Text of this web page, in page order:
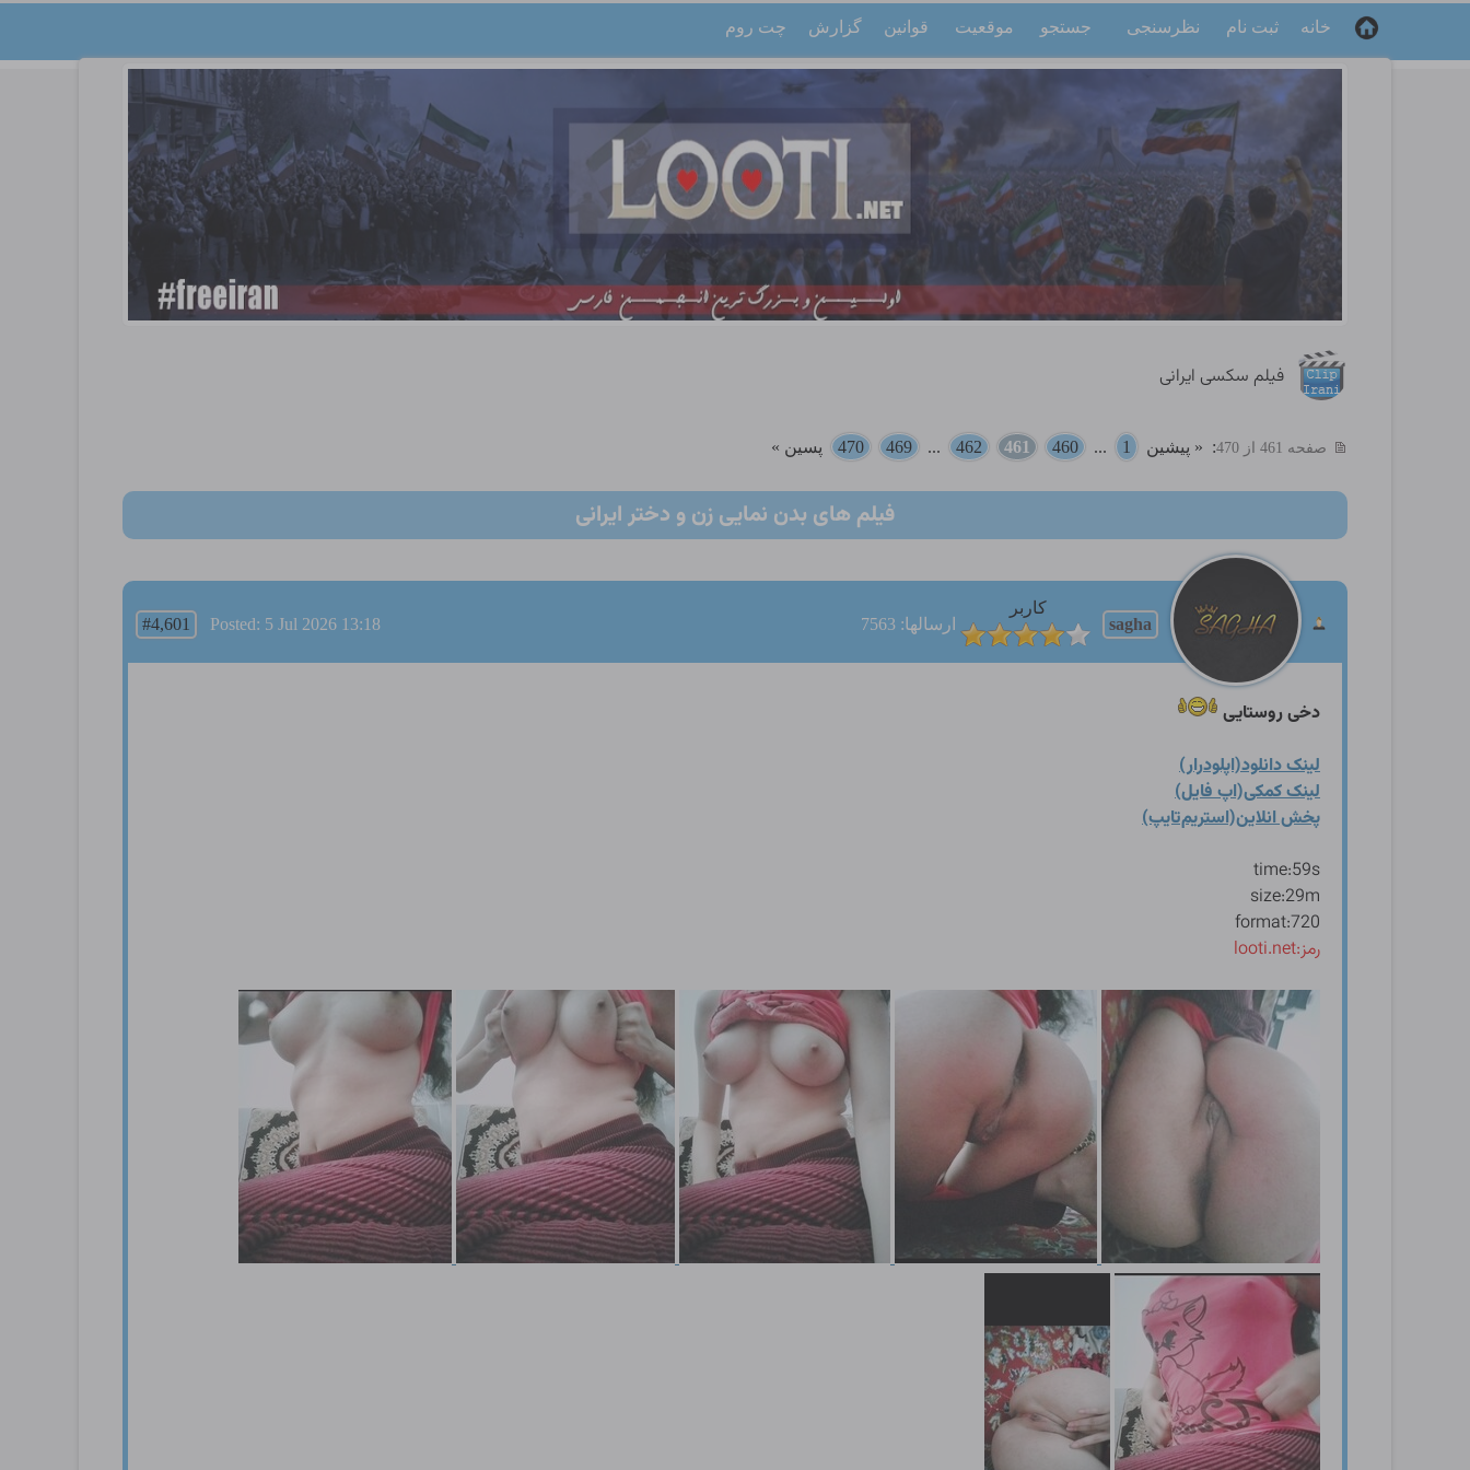
خانه ثبت نام نظرسنجی جستجو موقعیت قوانین گزارش چت روم
فیلم سکسی ایرانی
صفحه 461 از 470 : « پیشین 1
...
460
461
462
...
469
470 پسین »
فیلم های بدن نمایی زن و دختر ایرانی
sagha
کاربر
ارسالها: 7563
#4,601 Posted: 5 Jul 2026 13:18
دخی روستایی
لینک دانلود(اپلودرار)
لینک کمکی(اپ فایل)
پخش انلاین(استریم‌تایپ)
time:59s
size:29m
format:720
رمز:looti.net